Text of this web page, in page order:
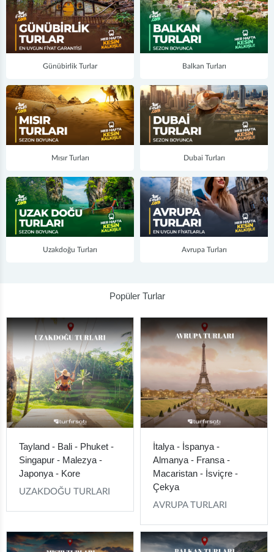
Günübirlik Turlar Balkan Turları
Mısır Turları Dubai Turları
Uzakdoğu Turları Avrupa Turları
Popüler Turlar
Tayland - Bali - Phuket -
Singapur - Malezya -
Japonya - Kore
UZAKDOĞU TURLARI
İtalya - İspanya -
Almanya - Fransa -
Macaristan - İsviçre -
Çekya
AVRUPA TURLARI